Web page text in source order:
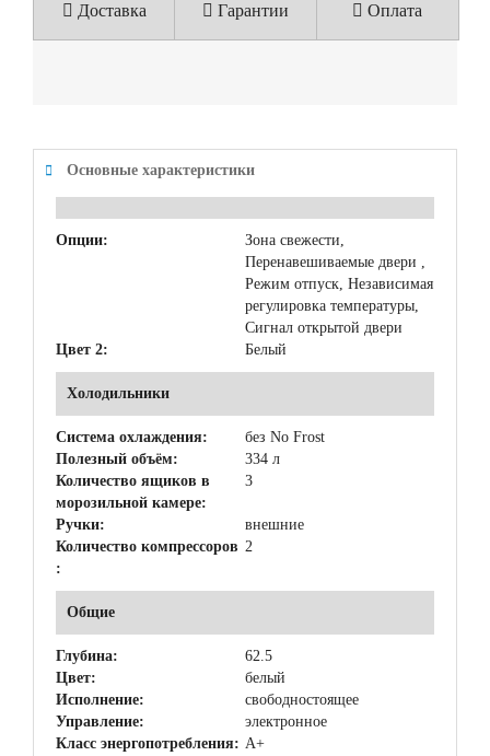
Доставка Гарантии Оплата
Основные характеристики
Опции:
Зона свежести,
Перенавешиваемые двери ,
Режим отпуск, Независимая
регулировка температуры,
Сигнал открытой двери
Цвет 2:
Белый
Холодильники
Система охлаждения:
без No Frost
Полезный объём:
334 л
Количество ящиков в
морозильной камере:
3
Ручки:
внешние
Количество компрессоров
:
2
Общие
Глубина:
62.5
Цвет:
белый
Исполнение:
свободностоящее
Управление:
электронное
Класс энергопотребления: A+